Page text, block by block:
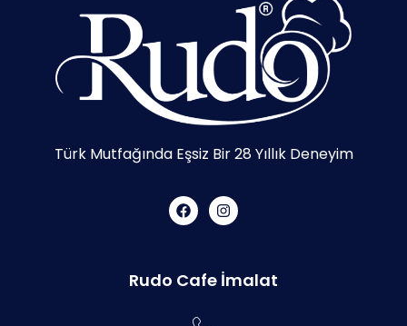
Türk Mutfağında Eşsiz Bir 28 Yıllık Deneyim
Rudo Cafe İmalat